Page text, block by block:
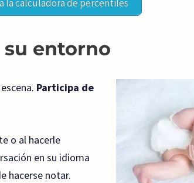
la calculadora de percentiles
entorno
Participa de
o al hacerle
en su idioma
hacerse notar.